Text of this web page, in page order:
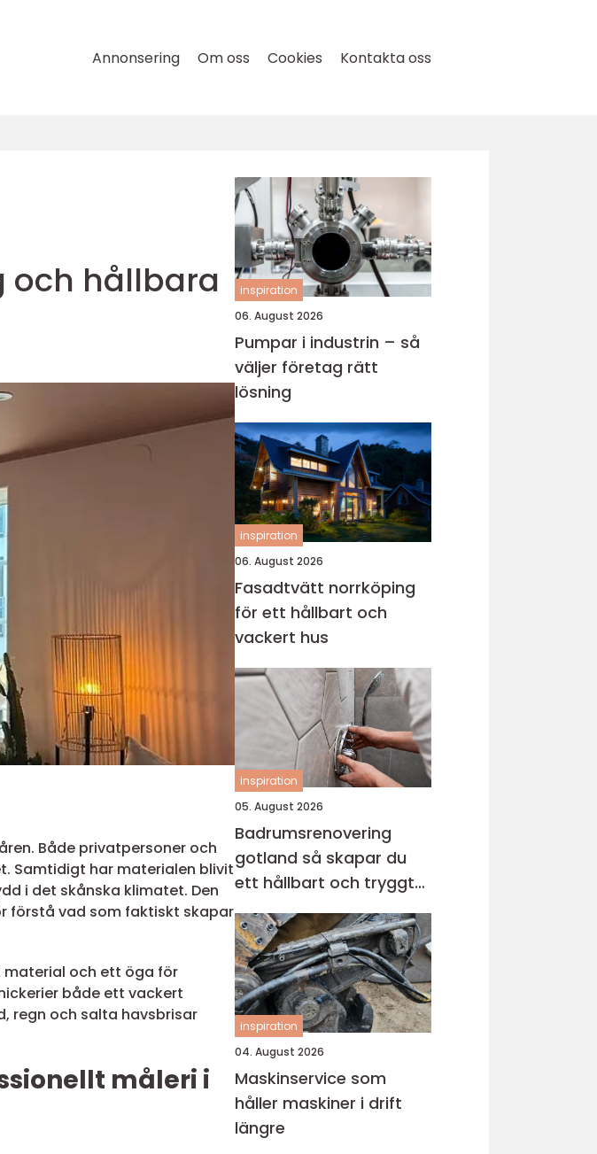
Annonsering Om oss Cookies Kontakta oss
och hållbara
Både privatpersoner och
Samtidigt har materialen blivit
i det skånska klimatet. Den
förstå vad som faktiskt skapar
material och ett öga för
både ett vackert
regn och salta havsbrisar
måleri i
inspiration
06. August 2026
Pumpar i industrin – så
väljer företag rätt
lösning
inspiration
06. August 2026
Fasadtvätt norrköping
för ett hållbart och
vackert hus
inspiration
05. August 2026
Badrumsrenovering
gotland så skapar du
ett hållbart och tryggt
badrum
inspiration
04. August 2026
Maskinservice som
håller maskiner i drift
längre